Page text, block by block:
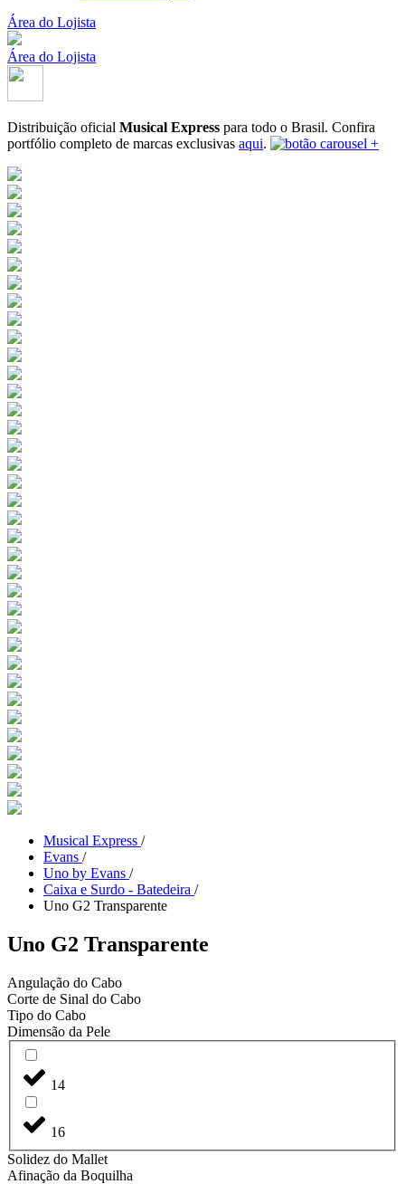
Área do Lojista
Área do Lojista
Distribuição oficial Musical Express para todo o Brasil. Confira
portfólio completo de marcas exclusivas aqui.
Musical Express /
Evans /
Uno by Evans /
Caixa e Surdo - Batedeira /
Uno G2 Transparente
Uno G2 Transparente
Angulação do Cabo
Corte de Sinal do Cabo
Tipo do Cabo
Dimensão da Pele
14
16
Solidez do Mallet
Afinação da Boquilha